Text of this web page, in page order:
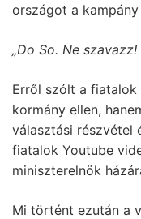
országot a
„Do So. Ne
Erről szólt a fiatalok
kormány ellen,
választási részvétel
fiatalok Youtube
miniszterelnök
Mi történt ezután a